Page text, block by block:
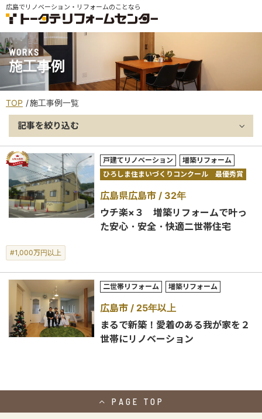
広島でリノベーション・リフォームのことなら
WORKS
施工事例
TOP 施工事例一覧
記事を絞り込む
戸建てリノベーション
増築リフォーム
ひろしま住まいづくりコンクール 最優秀賞
広島県広島市
32年
ウチ楽×３ 増築リフォームで叶っ
た安心・安全・快適二世帯住宅
#1,000万円以上
二世帯リフォーム 増築リフォーム
広島市
25年以上
まるで新築！愛着のある我が家を２
世帯にリノベーション
PAGE TOP